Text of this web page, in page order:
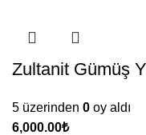
Zultanit Gümüş
5 üzerinden 0 oy aldı
₺